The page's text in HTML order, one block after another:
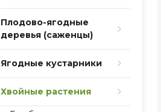
Плодово-ягодные
деревья (саженцы)
Ягодные кустарники
Хвойные растения